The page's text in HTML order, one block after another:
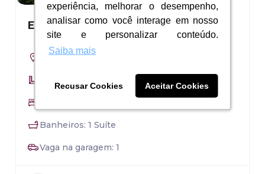
experiência, melhorar o desempenho,
analisar como você interage em nosso
site e personalizar conteúdo.
Saiba mais
Recusar Cookies Aceitar Cookies
experiência, melhorar o desempenho,
analisar como você interage em nosso
site e personalizar conteúdo.
Saiba mais
Recusar Cookies Aceitar Cookies
Ed. Alameda
Jockey de Itaparica - Vila Velha
Banheiros: 1 Suíte
Vaga na garagem: 1